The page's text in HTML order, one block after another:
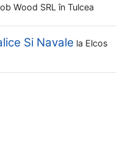
Wood SRL în Tulcea
Si Navale la Elcos